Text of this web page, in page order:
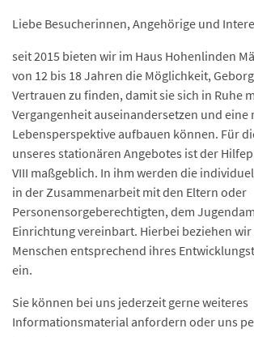
Liebe Besucherinnen, Angehörige und
seit 2015 bieten wir im Haus Hohenlinden
von 12 bis 18 Jahren die Möglichkeit,
Vertrauen zu finden, damit sie sich in Ruhe
Vergangenheit auseinandersetzen und eine
Lebensperspektive aufbauen können. Für
unseres stationären Angebotes ist der
VIII maßgeblich. In ihm werden die
in der Zusammenarbeit mit den Eltern oder
Personensorgeberechtigten, dem
Einrichtung vereinbart. Hierbei beziehen
Menschen entsprechend ihres
ein.
Sie können bei uns jederzeit gerne weiteres
Informationsmaterial anfordern oder uns